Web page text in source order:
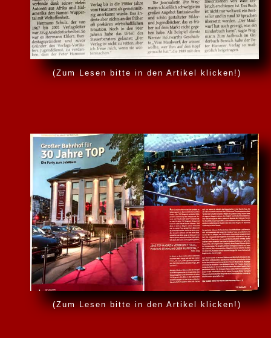
(Zum Lesen bitte in den Artikel klicken!)
(Zum Lesen bitte in den Artikel klicken!)